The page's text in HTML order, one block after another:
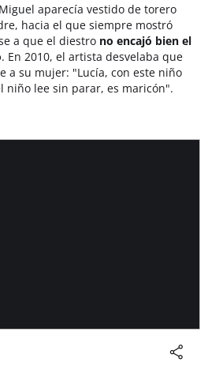
aparecía vestido de torero
hacia el que siempre mostró
a que el diestro no encajó bien el
. En 2010, el artista desvelaba que
a su mujer: "Lucía, con este niño
niño lee sin parar, es maricón".